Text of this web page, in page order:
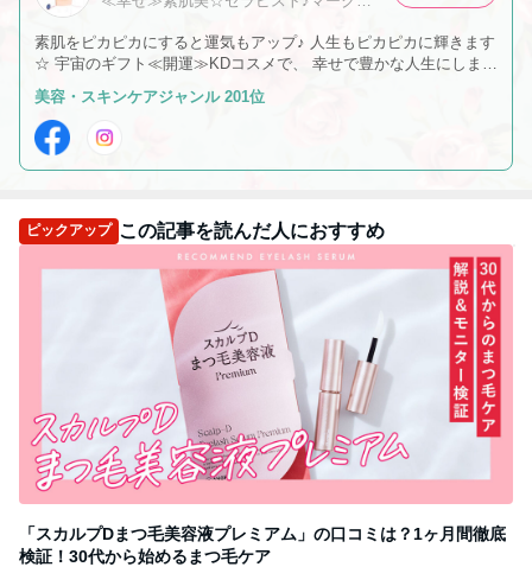
素肌をピカピカにすると運気もアップ♪ 人生もピカピカに輝きます
☆ 宇宙のギフト≪開運≫KDコスメで、 幸せで豊かな人生にしまし
ょう♪
美容・スキンケアジャンル 201位
ピックアップ この記事を読んだ人におすすめ
「スカルプDまつ毛美容液プレミアム」の口コミは？1ヶ月間徹底
検証！30代から始めるまつ毛ケア